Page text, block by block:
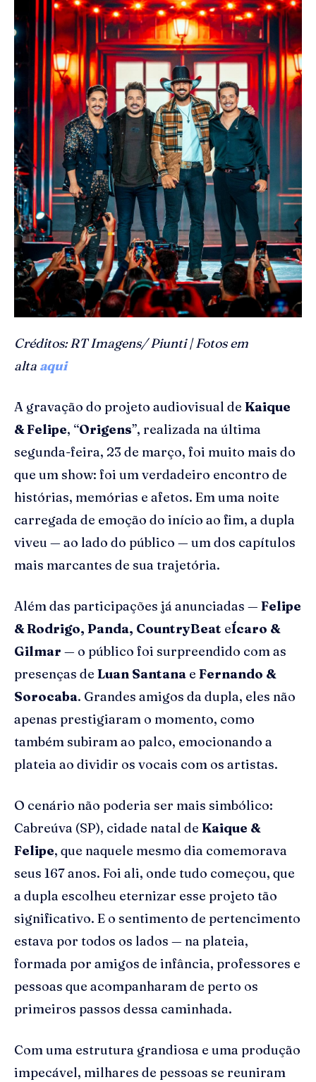
Créditos: RT Imagens/ Piunti | Fotos em
alta aqui
A gravação do projeto audiovisual de Kaique
& Felipe, “Origens”, realizada na última
segunda-feira, 23 de março, foi muito mais do
que um show: foi um verdadeiro encontro de
histórias, memórias e afetos. Em uma noite
carregada de emoção do início ao fim, a dupla
viveu — ao lado do público — um dos capítulos
mais marcantes de sua trajetória.
Além das participações já anunciadas — Felipe
& Rodrigo, Panda, CountryBeat eÍcaro &
Gilmar — o público foi surpreendido com as
presenças de Luan Santana e Fernando &
Sorocaba. Grandes amigos da dupla, eles não
apenas prestigiaram o momento, como
também subiram ao palco, emocionando a
plateia ao dividir os vocais com os artistas.
O cenário não poderia ser mais simbólico:
Cabreúva (SP), cidade natal de Kaique &
Felipe, que naquele mesmo dia comemorava
seus 167 anos. Foi ali, onde tudo começou, que
a dupla escolheu eternizar esse projeto tão
significativo. E o sentimento de pertencimento
estava por todos os lados — na plateia,
formada por amigos de infância, professores e
pessoas que acompanharam de perto os
primeiros passos dessa caminhada.
Com uma estrutura grandiosa e uma produção
impecável, milhares de pessoas se reuniram